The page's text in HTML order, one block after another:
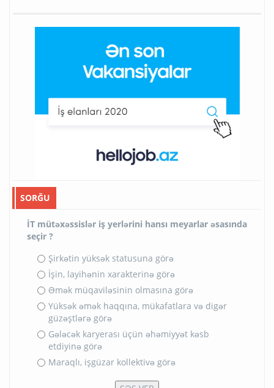
SORĞU
İT mütəxəssislər iş yerlərini hansı meyarlar əsasında
seçir ?
Şirkətin yüksək statusuna görə
İşin, layihənin xarakterinə görə
Əmək müqaviləsinin olmasına görə
Yüksək əmək haqqına, mükafatlara və digər
güzəştlərə görə
Gələcək karyerası üçün əhəmiyyət kəsb
etdiyinə görə
Maraqlı, işgüzar kollektivə görə